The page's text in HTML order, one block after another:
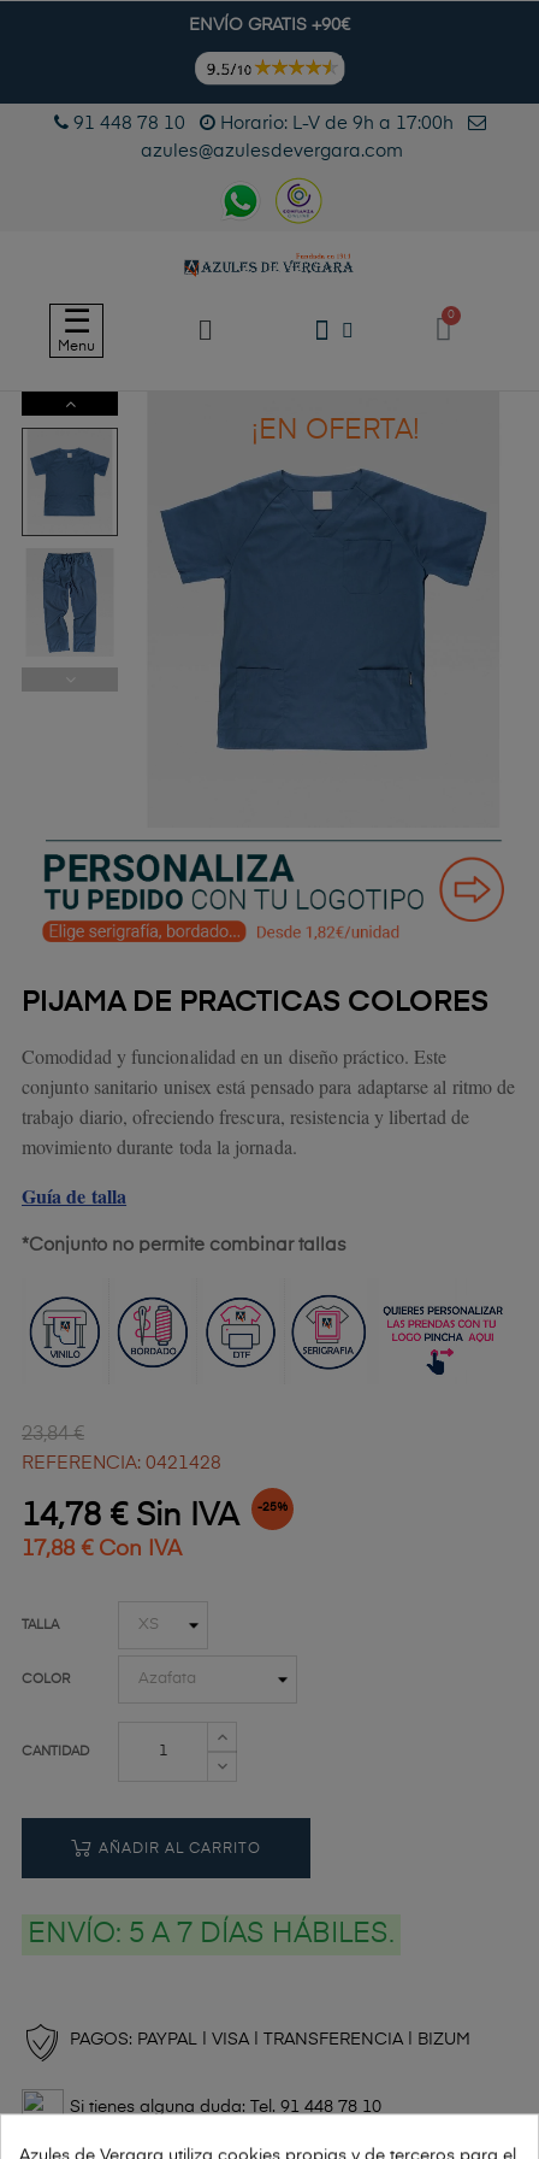
ENVÍO GRATIS +90€
91 448 78 10
Horario: L-V de 9h a 17:00h
azules@azulesdevergara.com
Navegación
de
palanca
☰
Menu
¡EN OFERTA!
PIJAMA DE PRACTICAS COLORES
Comodidad y funcionalidad en un diseño práctico. Este
conjunto sanitario unisex está pensado para adaptarse al ritmo de
trabajo diario, ofreciendo frescura, resistencia y libertad de
movimiento durante toda la jornada.
Guía de talla
*Conjunto no permite combinar tallas
23,84 €
REFERENCIA: 0421428
14,78 € Sin IVA -25%
17,88 € Con IVA
TALLA
COLOR
CANTIDAD
AÑADIR AL CARRITO
ENVÍO: 5 A 7 DÍAS HÁBILES.
PAGOS: PAYPAL | VISA | TRANSFERENCIA | BIZUM
Si tienes alguna duda: Tel. 91 448 78 10
Azules de Vergara utiliza cookies propias y de terceros para el